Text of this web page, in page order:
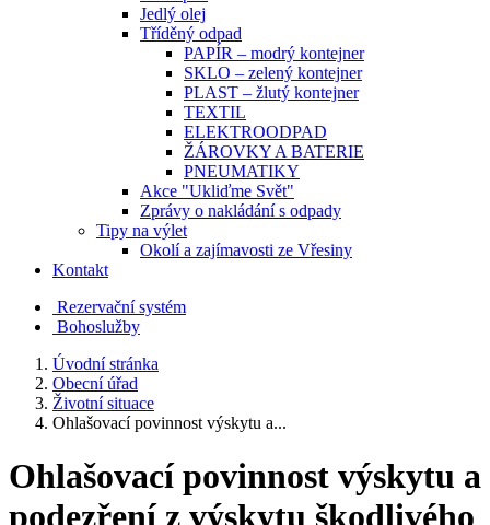
Jedlý olej
Tříděný odpad
PAPÍR – modrý kontejner
SKLO – zelený kontejner
PLAST – žlutý kontejner
TEXTIL
ELEKTROODPAD
ŽÁROVKY A BATERIE
PNEUMATIKY
Akce "Ukliďme Svět"
Zprávy o nakládání s odpady
Tipy na výlet
Okolí a zajímavosti ze Vřesiny
Kontakt
Rezervační systém
Bohoslužby
Úvodní stránka
Obecní úřad
Životní situace
Ohlašovací povinnost výskytu a...
Ohlašovací povinnost výskytu a
podezření z výskytu škodlivého